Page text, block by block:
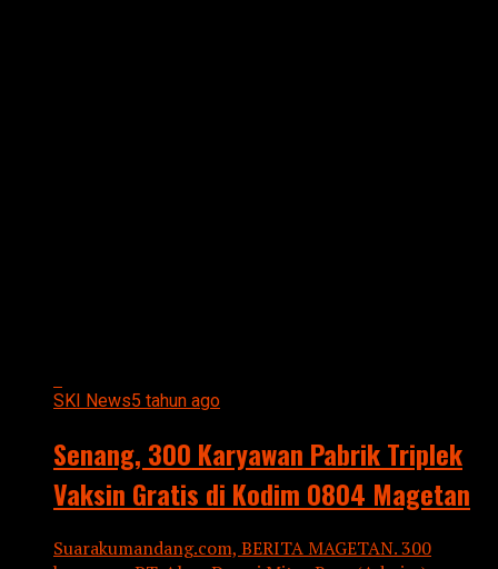
SKI News5 tahun ago
Senang, 300 Karyawan Pabrik Triplek
Vaksin Gratis di Kodim 0804 Magetan
Suarakumandang.com, BERITA MAGETAN. 300